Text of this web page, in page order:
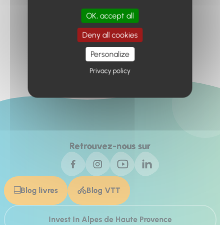
Retour à l'accueil
Retrouvez-nous sur
Blog livres Blog VTT
Invest In Alpes de Haute Provence
OK, accept all
Deny all cookies
Personalize
Privacy policy